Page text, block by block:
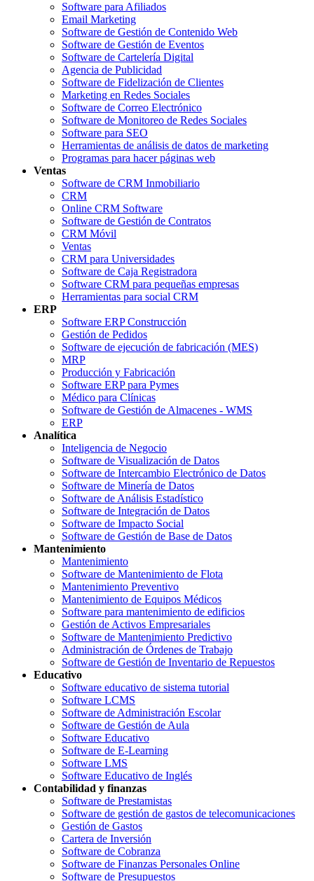
Software para Afiliados
Email Marketing
Software de Gestión de Contenido Web
Software de Gestión de Eventos
Software de Cartelería Digital
Agencia de Publicidad
Software de Fidelización de Clientes
Marketing en Redes Sociales
Software de Correo Electrónico
Software de Monitoreo de Redes Sociales
Software para SEO
Herramientas de análisis de datos de marketing
Programas para hacer páginas web
Ventas
Software de CRM Inmobiliario
CRM
Online CRM Software
Software de Gestión de Contratos
CRM Móvil
Ventas
CRM para Universidades
Software de Caja Registradora
Software CRM para pequeñas empresas
Herramientas para social CRM
ERP
Software ERP Construcción
Gestión de Pedidos
Software de ejecución de fabricación (MES)
MRP
Producción y Fabricación
Software ERP para Pymes
Médico para Clínicas
Software de Gestión de Almacenes - WMS
ERP
Analítica
Inteligencia de Negocio
Software de Visualización de Datos
Software de Intercambio Electrónico de Datos
Software de Minería de Datos
Software de Análisis Estadístico
Software de Integración de Datos
Software de Impacto Social
Software de Gestión de Base de Datos
Mantenimiento
Mantenimiento
Software de Mantenimiento de Flota
Mantenimiento Preventivo
Mantenimiento de Equipos Médicos
Software para mantenimiento de edificios
Gestión de Activos Empresariales
Software de Mantenimiento Predictivo
Administración de Órdenes de Trabajo
Software de Gestión de Inventario de Repuestos
Educativo
Software educativo de sistema tutorial
Software LCMS
Software de Administración Escolar
Software de Gestión de Aula
Software Educativo
Software de E-Learning
Software LMS
Software Educativo de Inglés
Contabilidad y finanzas
Software de Prestamistas
Software de gestión de gastos de telecomunicaciones
Gestión de Gastos
Cartera de Inversión
Software de Cobranza
Software de Finanzas Personales Online
Software de Presupuestos